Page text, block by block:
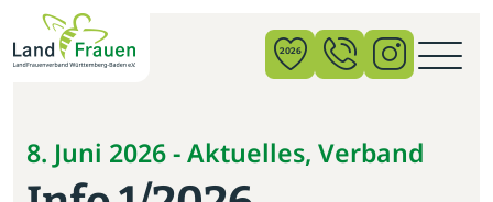
2026
8. Juni 2026 - Aktuelles, Verband
×
News